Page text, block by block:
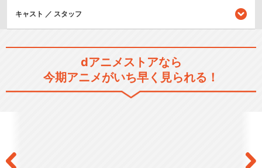
ぞれの愛の物語。
恋愛/ラブコメ
閉じる
キャスト ／ スタッフ
dアニメストアなら
今期アニメがいち早く見られる！